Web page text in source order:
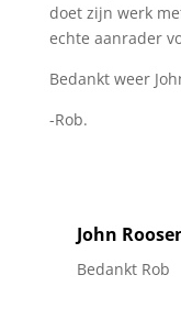
doet zijn werk
echte aanrader
Bedankt weer
-Rob.
John
Bedankt Rob